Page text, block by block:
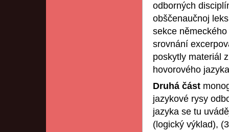
odborných
obščenaučnoj
sekce
srovnání
poskytly materiál
hovorového
Druhá část
jazykové rysy
jazyka se tu
(logický výklad),